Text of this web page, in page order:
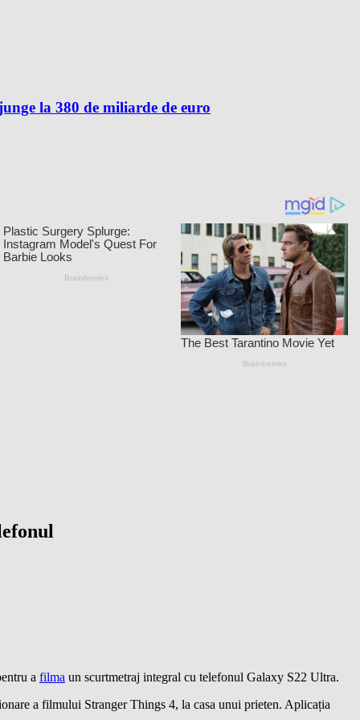
la 380 de miliarde de euro
a filma un scurtmetraj integral cu telefonul Galaxy S22 Ultra.
a filmului Stranger Things 4, la casa unui prieten. Aplicația